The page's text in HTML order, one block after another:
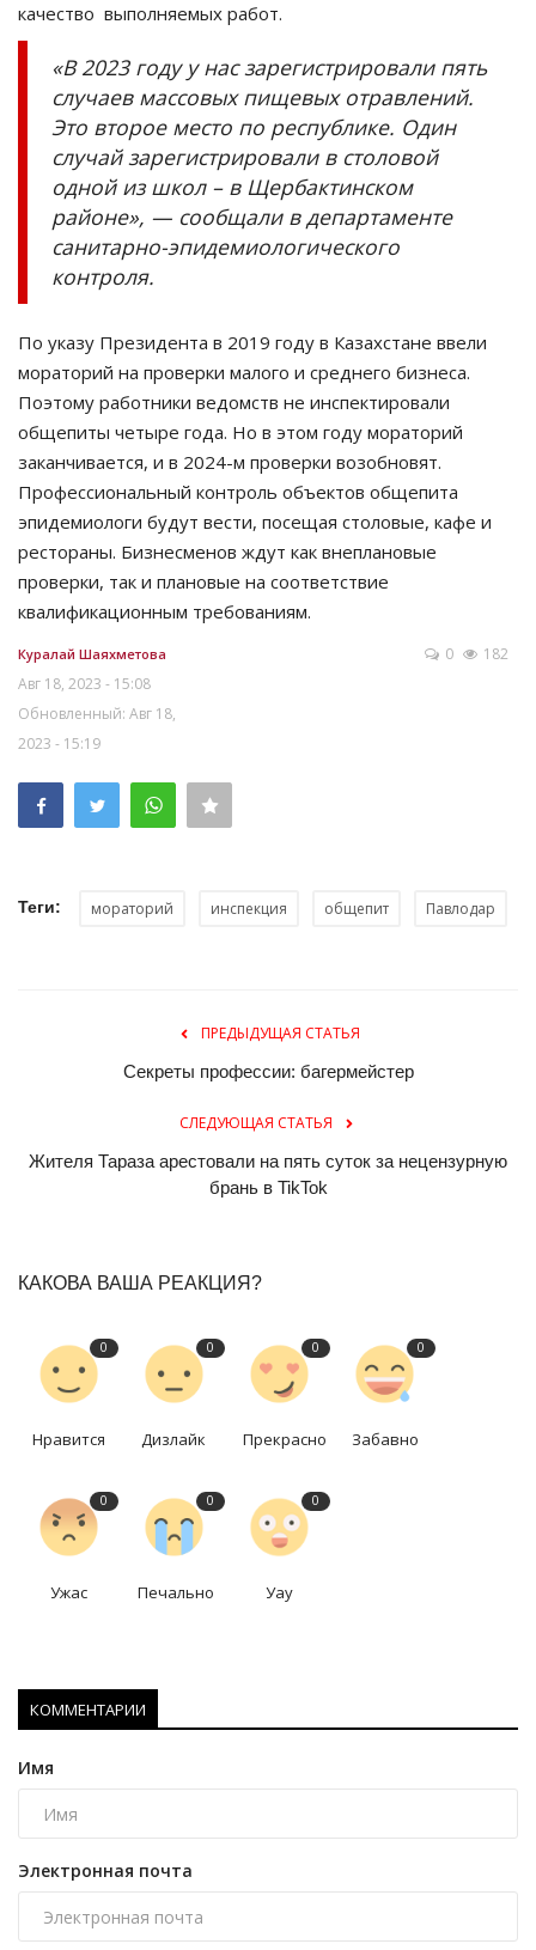
качество выполняемых работ.
«В 2023 году у нас зарегистрировали пять
случаев массовых пищевых отравлений.
Это второе место по республике. Один
случай зарегистрировали в столовой
одной из школ – в Щербактинском
районе», — сообщали в департаменте
санитарно-эпидемиологического
контроля.
По указу Президента в 2019 году в Казахстане ввели
мораторий на проверки малого и среднего бизнеса.
Поэтому работники ведомств не инспектировали
общепиты четыре года. Но в этом году мораторий
заканчивается, и в 2024-м проверки возобновят.
Профессиональный контроль объектов общепита
эпидемиологи будут вести, посещая столовые, кафе и
рестораны. Бизнесменов ждут как внеплановые
проверки, так и плановые на соответствие
квалификационным требованиям.
Куралай Шаяхметова
Авг 18, 2023 - 15:08
Обновленный: Авг 18,
2023 - 15:19
0 182
Теги: мораторий инспекция общепит Павлодар
ПРЕДЫДУЩАЯ СТАТЬЯ
Секреты профессии: багермейстер
СЛЕДУЮЩАЯ СТАТЬЯ
Жителя Тараза арестовали на пять суток за нецензурную
брань в TikTok
КАКОВА ВАША РЕАКЦИЯ?
0
Нравится
0
Дизлайк
0
Прекрасно
0
Забавно
0
Ужас
0
Печально
0
Уау
КОММЕНТАРИИ
Имя
Электронная почта